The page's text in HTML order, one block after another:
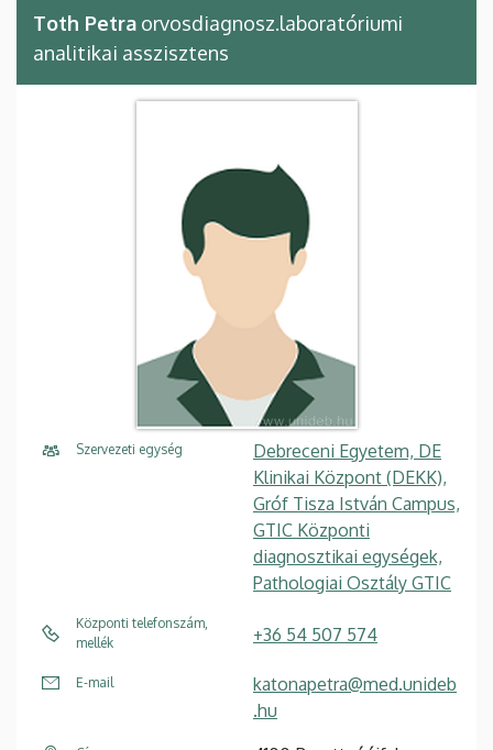
Toth Petra orvosdiagnosz.laboratóriumi
analitikai asszisztens
Szervezeti egység
Debreceni Egyetem, DE
Klinikai Központ (DEKK),
Gróf Tisza István Campus,
GTIC Központi
diagnosztikai egységek,
Pathologiai Osztály GTIC
Központi telefonszám,
mellék
+36 54 507 574
E-mail
katonapetra@med.unideb
.hu